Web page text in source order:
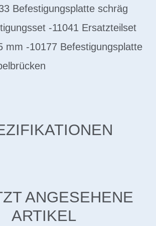
Befestigungsplatte schräg
-11041 Ersatzteilset
mm -10177 Befestigungsplatte
ANGESEHENE
ARTIKEL